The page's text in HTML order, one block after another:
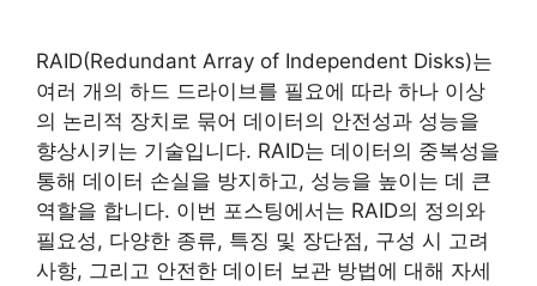
RAID(Redundant Array of Independent Disks)는
여러 개의 하드 드라이브를 필요에 따라 하나 이상
의 논리적 장치로 묶어 데이터의 안전성과 성능을
향상시키는 기술입니다. RAID는 데이터의 중복성을
통해 데이터 손실을 방지하고, 성능을 높이는 데 큰
역할을 합니다. 이번 포스팅에서는 RAID의 정의와
필요성, 다양한 종류, 특징 및 장단점, 구성 시 고려
사항, 그리고 안전한 데이터 보관 방법에 대해 자세